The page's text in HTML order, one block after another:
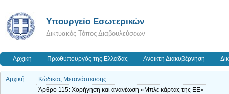
Υπουργείο Εσωτερικών
Δικτυακός Τόπος Διαβουλεύσεων
Αρχική Πρωθυπουργός της Ελλάδας Ανοικτή Διακυβέρνηση
Αρχική
Κώδικας Μετανάστευσης
Άρθρο 115: Χορήγηση και ανανέωση «Μπλε κάρτας της ΕΕ»